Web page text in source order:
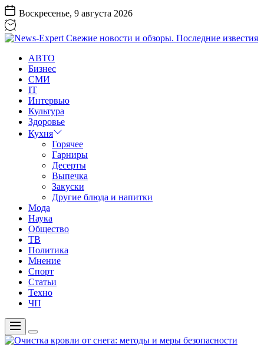
Перейти
к
содержанию
Воскресенье, 9 августа 2026
Expert
Свежие
новости
обзоры.
Последние
известия
АВТО
Бизнес
СМИ
IT
Интервью
Культура
Здоровье
Кухня
Горячее
Гарниры
Десерты
Выпечка
Закуски
Другие блюда и напитки
Мода
Наука
Общество
ТВ
Политика
Мнение
Спорт
Статьи
Техно
ЧП
Меню
Цвет
переключателя